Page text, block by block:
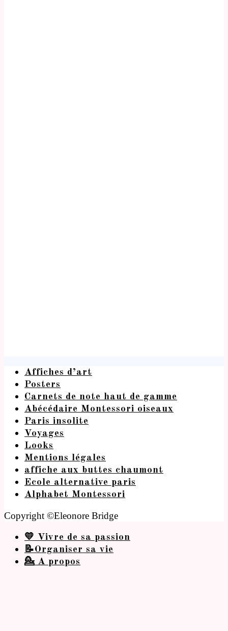
Affiches d’art
Posters
Carnets de note haut de gamme
Abécédaire Montessori oiseaux
Paris insolite
Voyages
Looks
Mentions légales
affiche aux buttes chaumont
Ecole alternative paris
Alphabet Montessori
Copyright ©Eleonore Bridge
💛 Vivre de sa passion
📝Organiser sa vie
💁 A propos